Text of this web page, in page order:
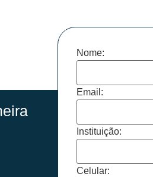
Nome:
Email:
Instituição:
Celular: